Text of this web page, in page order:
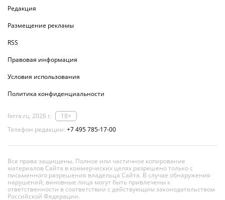
Редакция
Размещение рекламы
RSS
Правовая информация
Условия использования
Политика конфиденциальности
ferra.ru, 2026 г.
18+
Телефон редакции: +7 495 785-17-00
Все права защищены. Полное или частичное копирование
материалов Сайта в коммерческих целях разрешено только с
письменного разрешения владельца Сайта. В случае обнаружения
нарушений, виновные лица могут быть привлечены к
ответственности в соответствии с действующим законодательством
Российской Федерации.